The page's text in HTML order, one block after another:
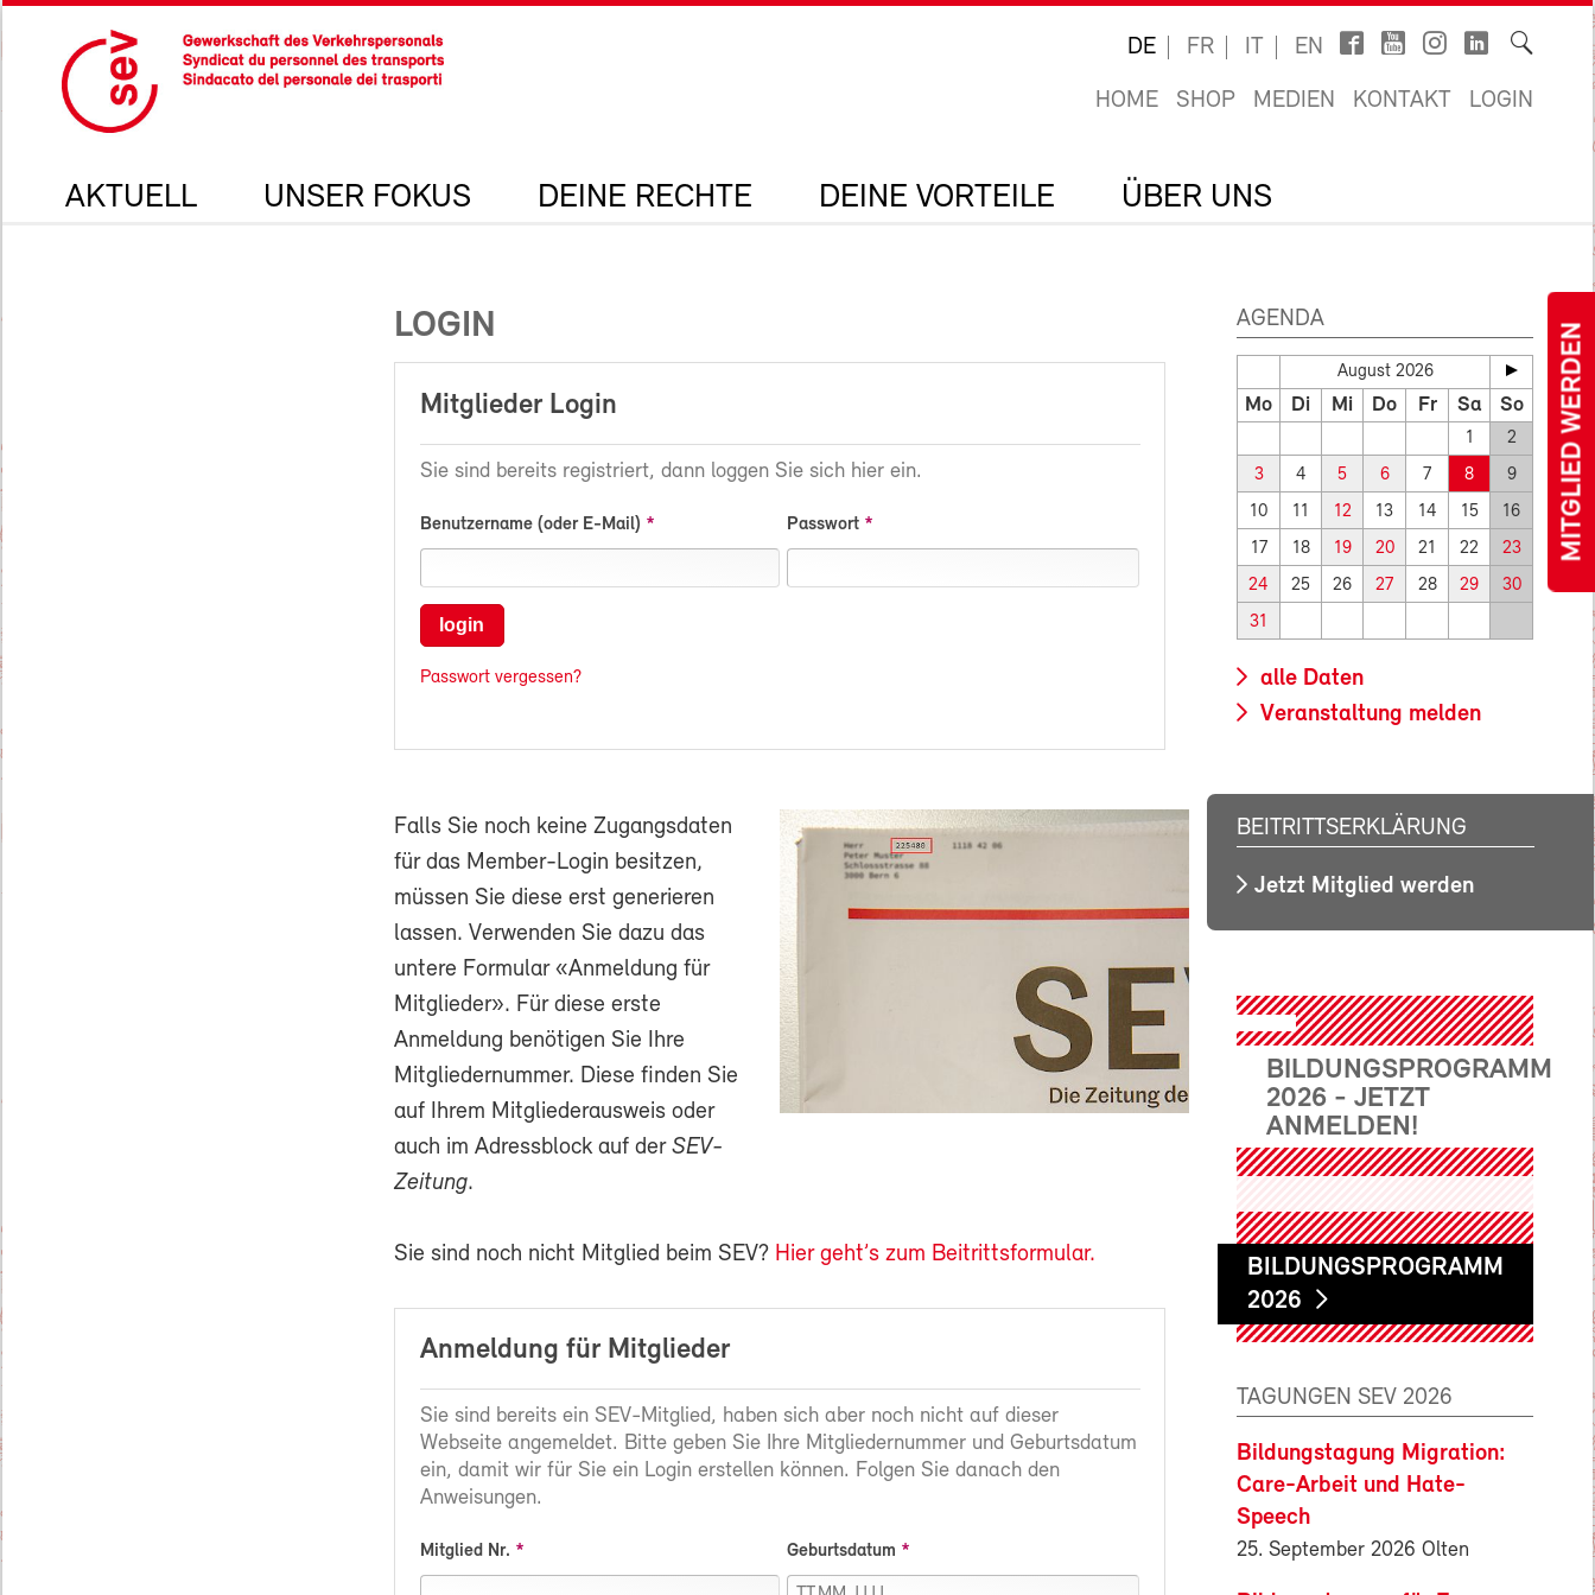
MITGLIED WERDEN
DE FR IT EN
HOME SHOP MEDIEN KONTAKT LOGIN
AKTUELL UNSER FOKUS DEINE RECHTE DEINE VORTEILE ÜBER UNS
LOGIN
Mitglieder Login
Sie sind bereits registriert, dann loggen Sie sich hier ein.
Benutzername (oder E-Mail) Passwort
login
Passwort vergessen?
Falls Sie noch keine Zugangsdaten
für das Member-Login besitzen,
müssen Sie diese erst generieren
lassen. Verwenden Sie dazu das
untere Formular «Anmeldung für
Mitglieder». Für diese erste
Anmeldung benötigen Sie Ihre
Mitgliedernummer. Diese finden Sie
auf Ihrem Mitgliederausweis oder
auch im Adressblock auf der SEV-
Zeitung.
Sie sind noch nicht Mitglied beim SEV? Hier geht’s zum Beitrittsformular.
Anmeldung für Mitglieder
Sie sind bereits ein SEV-Mitglied, haben sich aber noch nicht auf dieser
Webseite angemeldet. Bitte geben Sie Ihre Mitgliedernummer und Geburtsdatum
ein, damit wir für Sie ein Login erstellen können. Folgen Sie danach den
Anweisungen.
Mitglied Nr. Geburtsdatum
AGENDA
August 2026
Mo Di Mi Do Fr Sa So
1 2
3 4 5 6 7 8 9
10 11 12 13 14 15 16
17 18 19 20 21 22 23
24 25 26 27 28 29 30
31
alle Daten
Veranstaltung melden
BEITRITTSERKLÄRUNG
Jetzt Mitglied werden
BILDUNGSPROGRAMM
2026 - JETZT
ANMELDEN!
BILDUNGSPROGRAMM
2026
TAGUNGEN SEV 2026
Bildungstagung Migration:
Care-Arbeit und Hate-
Speech
25. September 2026 Olten